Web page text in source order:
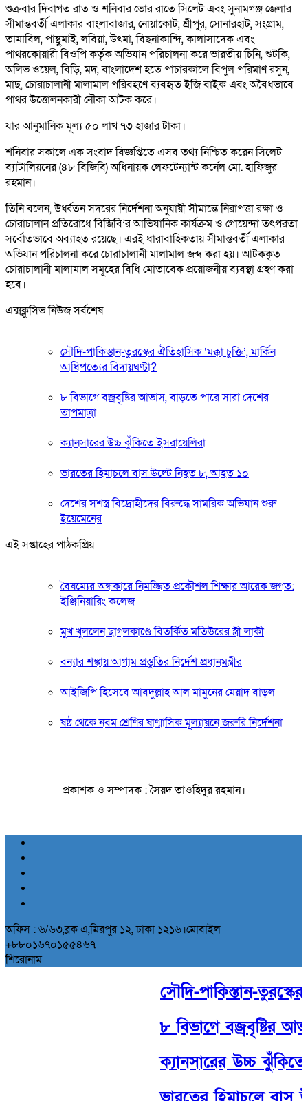
শুক্রবার দিবাগত রাত ও শনিবার ভোর রাতে সিলেট এবং সুনামগঞ্জ জেলার
সীমান্তবর্তী এলাকার বাংলাবাজার, নোয়াকোট, শ্রীপুর, সোনারহাট, সংগ্রাম,
তামাবিল, পান্থুমাই, লবিয়া, উৎমা, বিছনাকান্দি, কালাসাদেক এবং
পাথরকোয়ারী বিওপি কর্তৃক অভিযান পরিচালনা করে ভারতীয় চিনি, শুটকি,
অলিভ ওয়েল, বিড়ি, মদ, বাংলাদেশ হতে পাচারকালে বিপুল পরিমাণ রসুন,
মাছ, চোরাচালানী মালামাল পরিবহণে ব্যবহৃত ইজি বাইক এবং অবৈধভাবে
পাথর উত্তোলনকারী নৌকা আটক করে।
যার আনুমানিক মূল্য ৫০ লাখ ৭৩ হাজার টাকা।
শনিবার সকালে এক সংবাদ বিজ্ঞপ্তিতে এসব তথ্য নিশ্চিত করেন সিলেট
ব্যাটালিয়নের (৪৮ বিজিবি) অধিনায়ক লেফটেন্যান্ট কর্নেল মো. হাফিজুর
রহমান।
তিনি বলেন, উর্ধ্বতন সদরের নির্দেশনা অনুযায়ী সীমান্তে নিরাপত্তা রক্ষা ও
চোরাচালান প্রতিরোধে বিজিবি’র আভিযানিক কার্যক্রম ও গোয়েন্দা তৎপরতা
সর্বোতভাবে অব্যাহত রয়েছে। এরই ধারাবাহিকতায় সীমান্তবর্তী এলাকার
অভিযান পরিচালনা করে চোরাচালানী মালামাল জব্দ করা হয়। আটককৃত
চোরাচালানী মালামাল সমূহের বিধি মোতাবেক প্রয়োজনীয় ব্যবস্থা গ্রহণ করা
হবে।
এক্সক্লুসিভ নিউজ সর্বশেষ
সৌদি-পাকিস্তান-তুরস্কের ঐতিহাসিক ‘মক্কা চুক্তি’, মার্কিন
আধিপত্যের বিদায়ঘণ্টা?
৮ বিভাগে বজ্রবৃষ্টির আভাস, বাড়তে পারে সারা দেশের
তাপমাত্রা
ক্যানসারের উচ্চ ঝুঁকিতে ইসরায়েলিরা
ভারতের হিমাচলে বাস উল্টে নিহত ৮, আহত ১০
দেশের সশস্ত্র বিদ্রোহীদের বিরুদ্ধে সামরিক অভিযান শুরু
ইয়েমেনের
এই সপ্তাহের পাঠকপ্রিয়
বৈষম্যের অন্ধকারে নিমজ্জিত প্রকৌশল শিক্ষার আরেক জগত:
ইঞ্জিনিয়ারিং কলেজ
মুখ খুললেন ছাগলকাণ্ডে বিতর্কিত মতিউরের স্ত্রী লাকী
বন্যার শঙ্কায় আগাম প্রস্তুতির নির্দেশ প্রধানমন্ত্রীর
আইজিপি হিসেবে আবদুল্লাহ আল মামুনের মেয়াদ বাড়ল
ষষ্ঠ থেকে নবম শ্রেণির ষাণ্মাসিক মূল্যায়নে জরুরি নির্দেশনা
প্রকাশক ও সম্পাদক : সৈয়দ তাওহিদুর রহমান।
অফিস : ৬/৬৩,ব্লক এ,মিরপুর ১২, ঢাকা ১২১৬।মোবাইল
+৮৮০১৬৭০১৫৫৪৬৭
শিরোনাম
সৌদি-পাকিস্তান-তুরস্কের
৮ বিভাগে বজ্রবৃষ্টির
ক্যানসারের উচ্চ ঝুঁকিতে